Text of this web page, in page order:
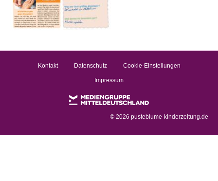
Kontakt Datenschutz Cookie-Einstellungen
Impressum
© 2026 pusteblume-kinderzeitung.de